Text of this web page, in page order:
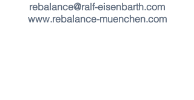
rebalance@ralf-eisenbarth.com
www.rebalance-muenchen.com